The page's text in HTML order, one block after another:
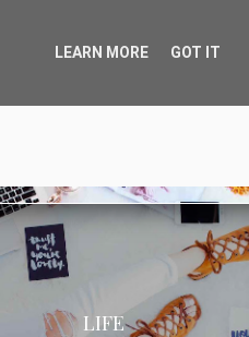
LIFE
LEARN MORE GOT IT